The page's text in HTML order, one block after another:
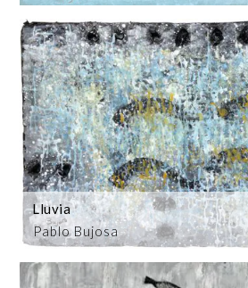
Pablo Bujosa
Lluvia